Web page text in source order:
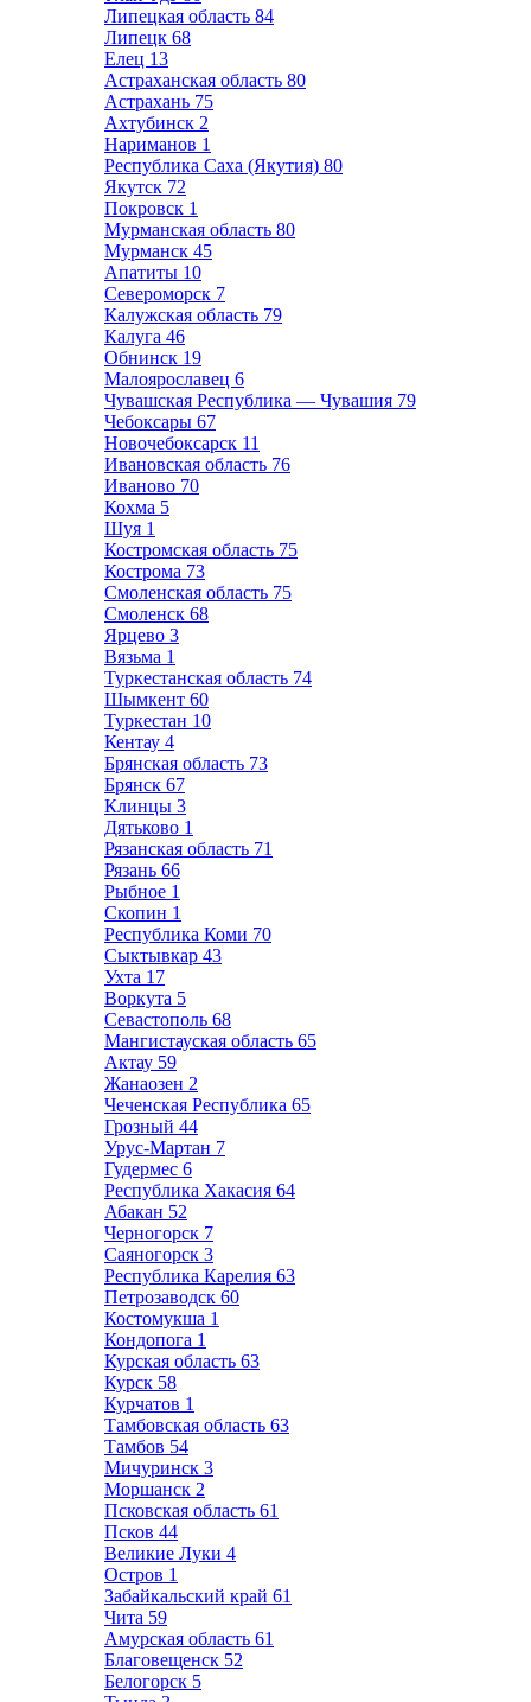
Липецкая область 84
Липецк 68
Елец 13
Астраханская область 80
Астрахань 75
Ахтубинск 2
Нариманов 1
Республика Саха (Якутия) 80
Якутск 72
Покровск 1
Мурманская область 80
Мурманск 45
Апатиты 10
Североморск 7
Калужская область 79
Калуга 46
Обнинск 19
Малоярославец 6
Чувашская Республика — Чувашия 79
Чебоксары 67
Новочебоксарск 11
Ивановская область 76
Иваново 70
Кохма 5
Шуя 1
Костромская область 75
Кострома 73
Смоленская область 75
Смоленск 68
Ярцево 3
Вязьма 1
Туркестанская область 74
Шымкент 60
Туркестан 10
Кентау 4
Брянская область 73
Брянск 67
Клинцы 3
Дятьково 1
Рязанская область 71
Рязань 66
Рыбное 1
Скопин 1
Республика Коми 70
Сыктывкар 43
Ухта 17
Воркута 5
Севастополь 68
Мангистауская область 65
Актау 59
Жанаозен 2
Чеченская Республика 65
Грозный 44
Урус-Мартан 7
Гудермес 6
Республика Хакасия 64
Абакан 52
Черногорск 7
Саяногорск 3
Республика Карелия 63
Петрозаводск 60
Костомукша 1
Кондопога 1
Курская область 63
Курск 58
Курчатов 1
Тамбовская область 63
Тамбов 54
Мичуринск 3
Моршанск 2
Псковская область 61
Псков 44
Великие Луки 4
Остров 1
Забайкальский край 61
Чита 59
Амурская область 61
Благовещенск 52
Белогорск 5